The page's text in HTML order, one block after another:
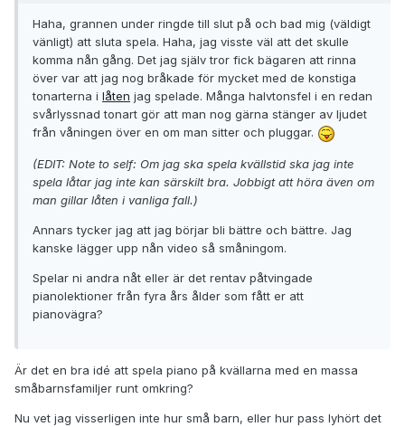
Haha, grannen under ringde till slut på och bad mig (väldigt
vänligt) att sluta spela. Haha, jag visste väl att det skulle
komma nån gång. Det jag själv tror fick bägaren att rinna
över var att jag nog bråkade för mycket med de konstiga
tonarterna i låten jag spelade. Många halvtonsfel i en redan
svårlyssnad tonart gör att man nog gärna stänger av ljudet
från våningen över en om man sitter och pluggar.
(EDIT: Note to self: Om jag ska spela kvällstid ska jag inte
spela låtar jag inte kan särskilt bra. Jobbigt att höra även om
man gillar låten i vanliga fall.)
Annars tycker jag att jag börjar bli bättre och bättre. Jag
kanske lägger upp nån video så småningom.
Spelar ni andra nåt eller är det rentav påtvingade
pianolektioner från fyra års ålder som fått er att
pianovägra?
Är det en bra idé att spela piano på kvällarna med en massa
småbarnsfamiljer runt omkring?
Nu vet jag visserligen inte hur små barn, eller hur pass lyhört det